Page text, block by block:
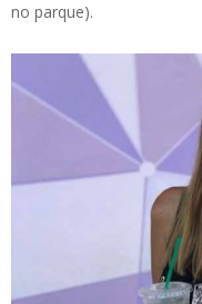
no parque).